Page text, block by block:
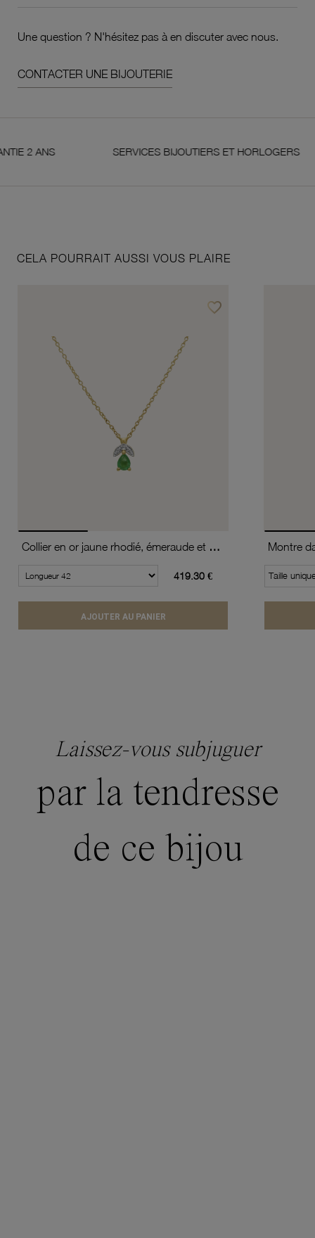
Une question ? N'hésitez pas à en discuter avec nous.
CONTACTER UNE BIJOUTERIE
SERVICES BIJOUTIERS ET HORLOGERS
CELA POURRAIT AUSSI VOUS PLAIRE
favorite_borderAjouter à vos favoris
Collier en or jaune rhodié, émeraude et diamants
419.30 €
AJOUTER AU PANIER
Taille
Laissez-vous subjuguer
par la tendresse
de ce bijou